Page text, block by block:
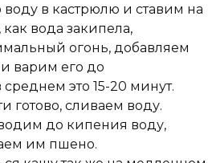
в кастрюлю и ставим на
как вода закипела,
огонь, добавляем
варим его до
среднем это 15-20 минут.
готово, сливаем воду.
до кипения воду,
им пшено.